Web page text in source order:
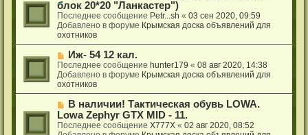
и
е
о
б
щ
е
н
и
е
о
в
о
е
с
о
о
б
щ
е
н
и
е
блок 20*20 "Ланкастер")
Последнее сообщение Petr...sh «03 сен 2020, 09:59
Добавлено в форуме Крымская доска объявлений для
охотников
Н
о
в
о
е
с
о
о
б
Иж- 54 12 кал.
Последнее сообщениеhunter179 «08 авг 2020, 14:38
Добавлено в форуме Крымская доска объявлений для
охотников
Н
о
в
о
В наличии! Тактическая обувь LOWA.
Lowa Zephyr GTX MID - 11.
Последнее сообщениеX777X «02 авг 2020, 08:52